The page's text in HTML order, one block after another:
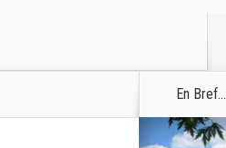
En Bref...